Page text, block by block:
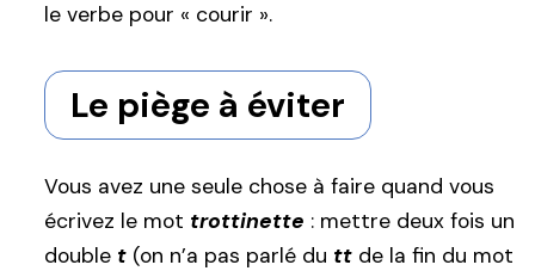
le verbe pour « courir ».
Le piège à éviter
Vous avez une seule chose à faire quand vous
écrivez le mot trottinette : mettre deux fois un
double t (on n’a pas parlé du tt de la fin du mot